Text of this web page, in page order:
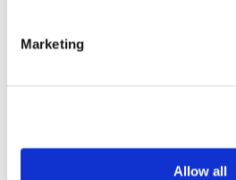
Marketing
Allow all
Наша спецпропозиція
Без піджанру